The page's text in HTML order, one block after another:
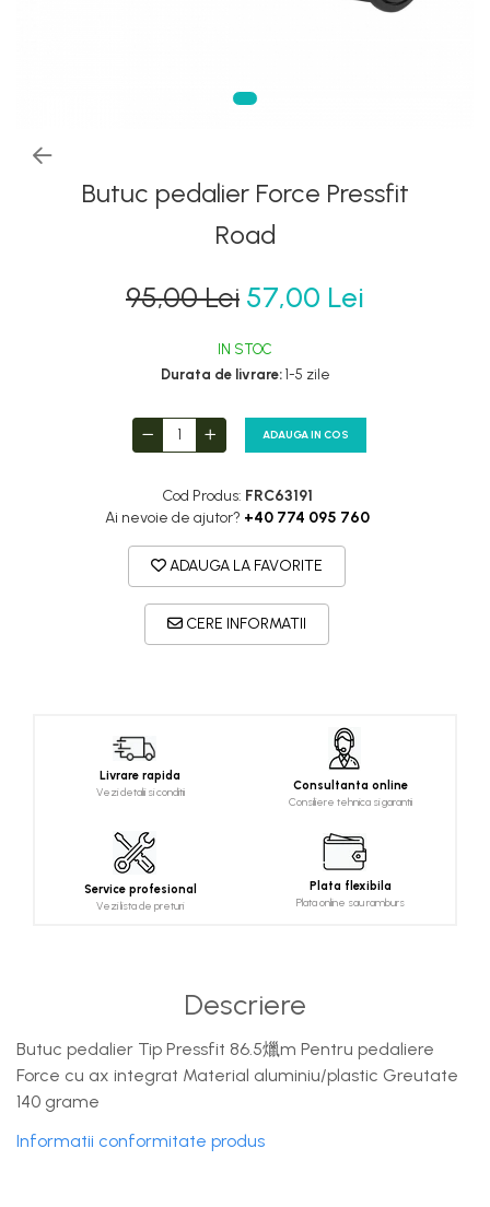
Manete Schimbatoare & Frane
Pipe
Roti & accesorii
Scaune copii
Butuc pedalier Force Pressfit
Road
95,00 Lei 57,00 Lei
IN STOC
Durata de livrare:1-5 zile
ADAUGA IN COS
Cod Produs: FRC63191
Ai nevoie de ajutor? +40 774 095 760
ADAUGA LA FAVORITE
CERE INFORMATII
Livrare rapida
Vezi detalii si conditii
Consultanta online
Consiliere tehnica si garantii
Service profesional
Vezi lista de preturi
Plata flexibila
Plata online sau ramburs
Descriere
Butuc pedalier Tip Pressfit 86.5爉m Pentru pedaliere
Force cu ax integrat Material aluminiu/plastic Greutate
140 grame
Informatii conformitate produs